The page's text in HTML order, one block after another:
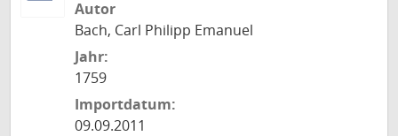
Autor
Bach, Carl Philipp Emanuel
Jahr:
1759
Importdatum:
09.09.2011